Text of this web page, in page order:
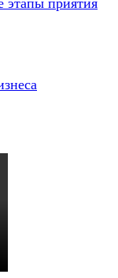
этапы приятия